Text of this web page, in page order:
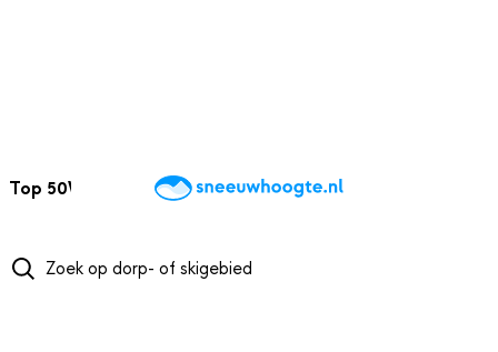
Top 50Webcams WintersportweerKaarten